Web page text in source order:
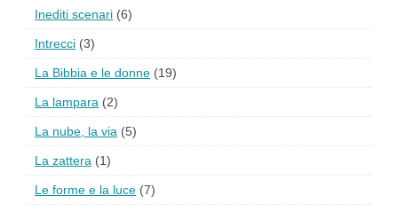
Inediti scenari (6)
Intrecci (3)
La Bibbia e le donne (19)
La lampara (2)
La nube, la via (5)
La zattera (1)
Le forme e la luce (7)